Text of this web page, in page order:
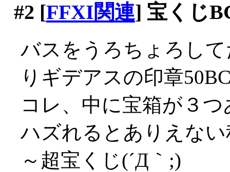
#2 [FFXI関連] 宝くじ
バスをうろちょろし
りギデアスの印章
コレ、中に宝箱が３
ハズれるとありえな
～超宝くじ(´Д｀;)